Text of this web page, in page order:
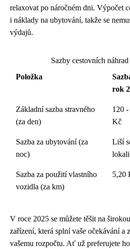
relaxovat po náročném dni. Výpočet
i náklady na ubytování, takže se
výdajů.
Sazby cestovních
Položka
rok
Základní sazba stravného
(za den)
120
Kč
Sazba za ubytování (za
noc)
Liší
Sazba za použití vlastního
vozidla (za km)
5,20
V roce 2025 se můžete těšit na
zařízení, která splní vaše očekávání a
vašemu rozpočtu. Ať už preferujete